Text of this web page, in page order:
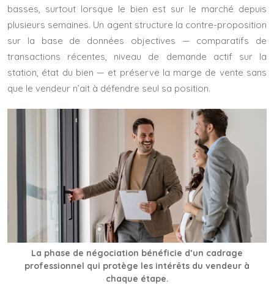
basses, surtout lorsque le bien est sur le marché depuis
plusieurs semaines. Un agent structure la contre-proposition
sur la base de données objectives — comparatifs de
transactions récentes, niveau de demande actif sur la
station, état du bien — et préserve la marge de vente sans
que le vendeur n’ait à défendre seul sa position.
La phase de négociation bénéficie d’un cadrage
professionnel qui protège les intérêts du vendeur à
chaque étape.